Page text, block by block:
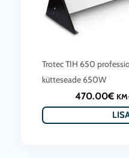
Trotec TIH 650
kütteseade 650W
470.00€